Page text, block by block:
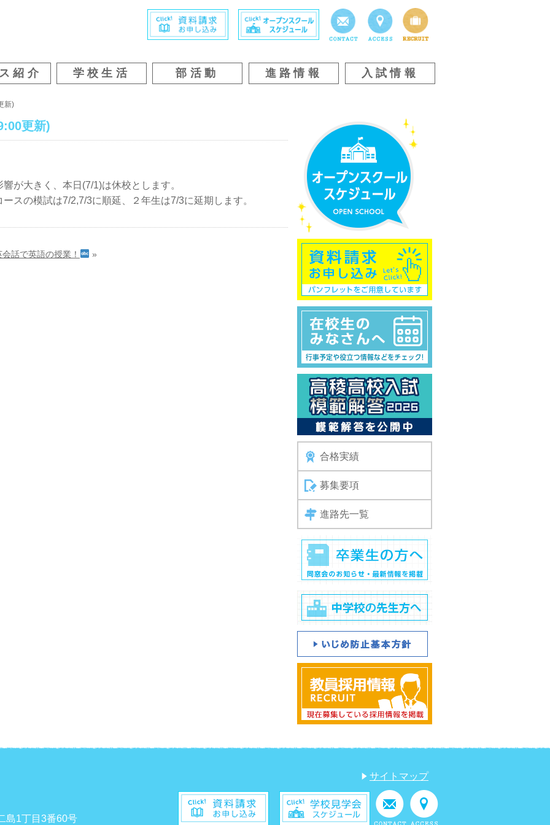
紹介 学校生活 部活動 進路情報 入試情報
新)
更新)
が大きく、本日(7/1)は休校とします。
スの模試は7/2,7/3に順延、２年生は7/3に延期します。
話で英語の授業！ »
合格実績
募集要項
進路先一覧
島1丁目3番60号
サイトマップ